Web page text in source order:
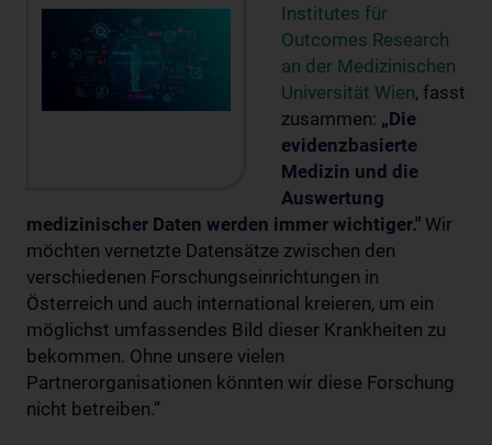
Institutes für
Outcomes Research
an der Medizinischen
Universität Wien, fasst
zusammen: „Die
evidenzbasierte
Medizin und die
Auswertung
medizinischer Daten werden immer wichtiger." Wir
möchten vernetzte Datensätze zwischen den
verschiedenen Forschungseinrichtungen in
Österreich und auch international kreieren, um ein
möglichst umfassendes Bild dieser Krankheiten zu
bekommen. Ohne unsere vielen
Partnerorganisationen könnten wir diese Forschung
nicht betreiben.“